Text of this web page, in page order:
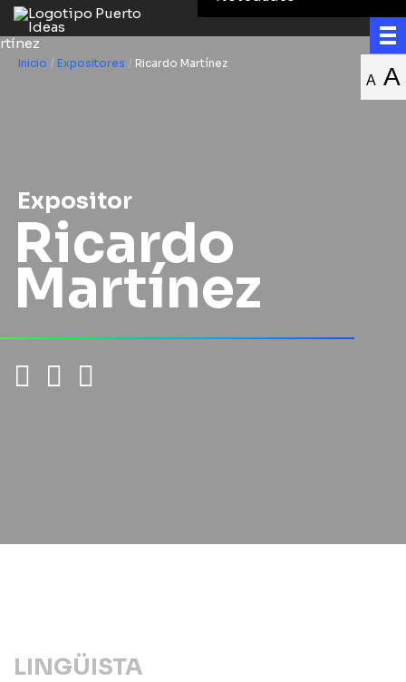
A A
Inicio / Expositores / Ricardo Martínez
Expositor
Ricardo
Martínez
LINGÜISTA